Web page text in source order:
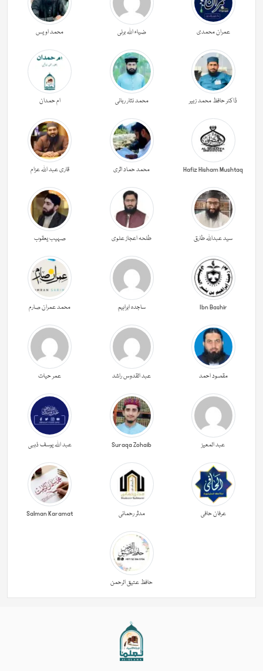
عمران محمدی ضیاء اللہ برنی محمد اویس
ڈاکٹر حافظ محمد زبیر محمد نثار ربانی ام حمدان
Hafiz Hisham Mushtaq محمد حماد اثری قاری عبد اللہ عزام
سید عبداللہ طارق طلحہ اعجاز علوی صہیب یعقوب
Ibn Bashir ساجدہ ابراہیم محمد عمران صارم
مقصود احمد عبد القدوس راشد عمر حیات
عبد المعیز Suraqa Zohaib عبد اللہ یوسف ذہبی
عرفان حافی مدثر رحمانی Salman Karamat
حافظ عتیق الرحمن